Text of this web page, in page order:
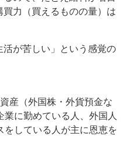
買力（買えるものの量）は
活が苦しい」という感覚の
産（外国株・外貨預金な
に勤めている人、外国人
をしている人が主に恩恵を